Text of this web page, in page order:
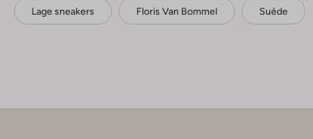
Lage sneakers Floris Van Bommel Suède